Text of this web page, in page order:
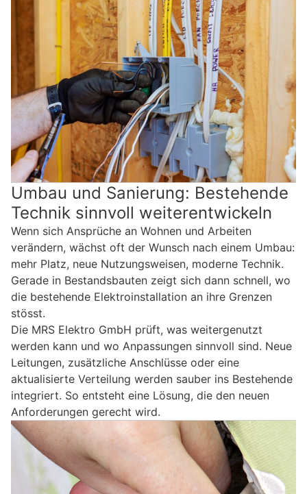
Umbau und Sanierung: Bestehende
Technik sinnvoll weiterentwickeln
Wenn sich Ansprüche an Wohnen und Arbeiten
verändern, wächst oft der Wunsch nach einem Umbau:
mehr Platz, neue Nutzungsweisen, moderne Technik.
Gerade in Bestandsbauten zeigt sich dann schnell, wo
die bestehende Elektroinstallation an ihre Grenzen
stösst.
Die MRS Elektro GmbH prüft, was weitergenutzt
werden kann und wo Anpassungen sinnvoll sind. Neue
Leitungen, zusätzliche Anschlüsse oder eine
aktualisierte Verteilung werden sauber ins Bestehende
integriert. So entsteht eine Lösung, die den neuen
Anforderungen gerecht wird.